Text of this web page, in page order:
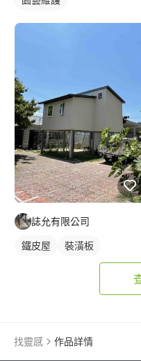
誌允有限公司
鐵皮屋 裝潢板
找靈感 作品詳情